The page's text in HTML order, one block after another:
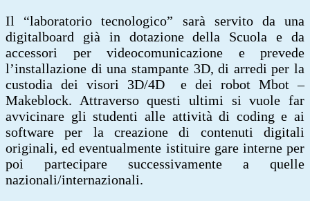
Il “laboratorio tecnologico” sarà servito da una
digitalboard già in dotazione della Scuola e da
accessori per videocomunicazione e prevede
l’installazione di una stampante 3D, di arredi per la
custodia dei visori 3D/4D e dei robot Mbot –
Makeblock. Attraverso questi ultimi si vuole far
avvicinare gli studenti alle attività di coding e ai
software per la creazione di contenuti digitali
originali, ed eventualmente istituire gare interne per
poi partecipare successivamente a quelle
nazionali/internazionali.